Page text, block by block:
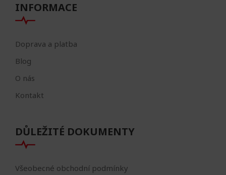
INFORMACE
Doprava a platba
Blog
O nás
Kontakt
DŮLEŽITÉ DOKUMENTY
Všeobecné obchodní podmínky